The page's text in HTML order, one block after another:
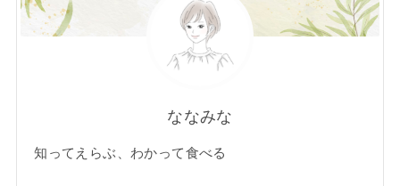
ななみな
知ってえらぶ、わかって食べる